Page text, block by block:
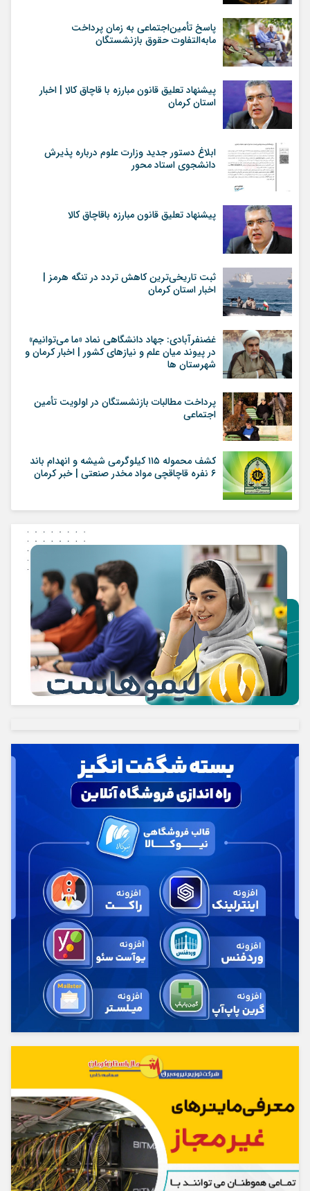
پاسخ تأمین‌اجتماعی به زمان پرداخت
مابه‌التفاوت حقوق بازنشستگان
پیشنهاد تعلیق قانون مبارزه با قاچاق کالا | اخبار
استان کرمان
ابلاغ دستور جدید وزارت علوم درباره پذیرش
دانشجوی استاد محور
پیشنهاد تعلیق قانون مبارزه باقاچاق کالا
ثبت تاریخی‌ترین کاهش تردد در تنگه هرمز |
اخبار استان کرمان
غضنفرآبادی: جهاد دانشگاهی نماد «ما می‌توانیم»
در پیوند میان علم و نیازهای کشور | اخبار کرمان و
شهرستان ها
پرداخت مطالبات بازنشستگان در اولویت تأمین
اجتماعی
کشف محموله ۱۱۵ کیلوگرمی شیشه و انهدام باند
۶ نفره قاچاقچی مواد مخدر صنعتی | خبر کرمان